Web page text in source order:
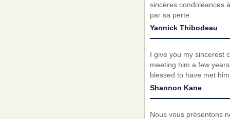
sincères condoléances
par sa perte.
Yannick Thibodeau
I give you my sincerest
meeting him a few
blessed to have met
Shannon Kane
Nous vous présentons